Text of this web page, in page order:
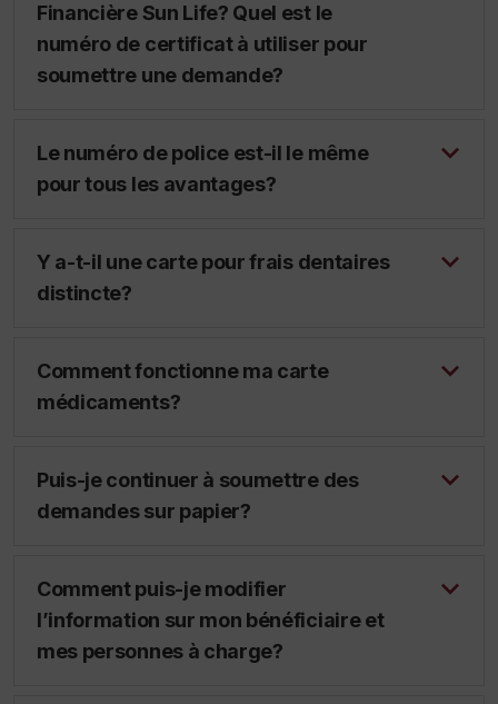
Financière Sun Life? Quel est le
numéro de certificat à utiliser pour
soumettre une demande?
Le numéro de police est-il le même
pour tous les avantages?
Y a-t-il une carte pour frais dentaires
distincte?
Comment fonctionne ma carte
médicaments?
Puis-je continuer à soumettre des
demandes sur papier?
Comment puis-je modifier
l’information sur mon bénéficiaire et
mes personnes à charge?